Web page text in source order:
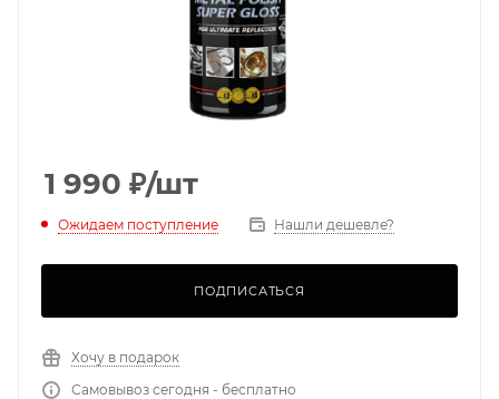
1 990 ₽/шт
Ожидаем поступление Нашли дешевле?
ПОДПИСАТЬСЯ
Хочу в подарок
Самовывоз сегодня - бесплатно